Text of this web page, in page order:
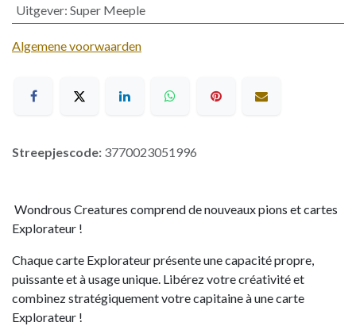
Uitgever: Super Meeple
Algemene voorwaarden
Streepjescode: 3770023051996
Wondrous Creatures comprend de nouveaux pions et cartes
Explorateur !
Chaque carte Explorateur présente une capacité propre,
puissante et à usage unique. Libérez votre créativité et
combinez stratégiquement votre capitaine à une carte
Explorateur !